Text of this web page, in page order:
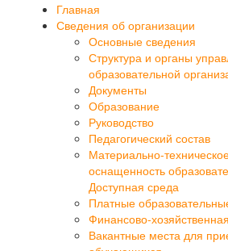
Главная
Сведения об организации
Основные сведения
Структура и органы
образовательной
Документы
Образование
Руководство
Педагогический состав
Материально-
оснащенность
Доступная среда
Платные
Финансово-
Вакантные места для